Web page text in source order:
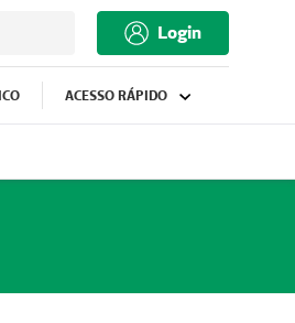
Login
ACESSO RÁPIDO